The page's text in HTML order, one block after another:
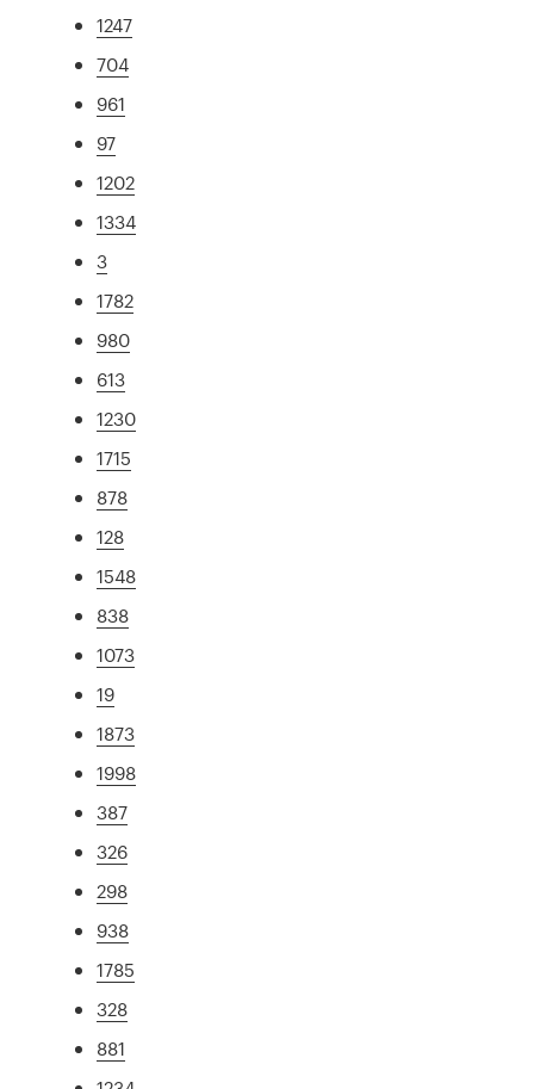
1247
704
961
97
1202
1334
3
1782
980
613
1230
1715
878
128
1548
838
1073
19
1873
1998
387
326
298
938
1785
328
881